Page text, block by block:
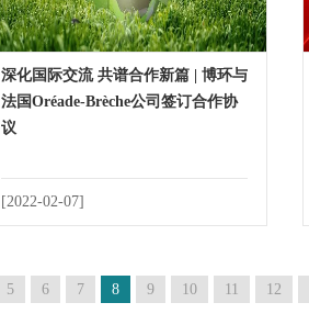
深化国际交流 共谱合作新篇 | 博环与
法国Oréade-Brèche公司签订合作协
议
[2022-02-07]
5 6 7 8 9 10 11 12